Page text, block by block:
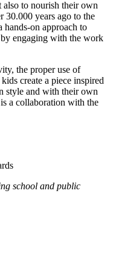
also to nourish their own
30.000 years ago to the
hands-on approach to
engaging with the work
the proper use of
create a piece inspired
style and with their own
a collaboration with the
school and public